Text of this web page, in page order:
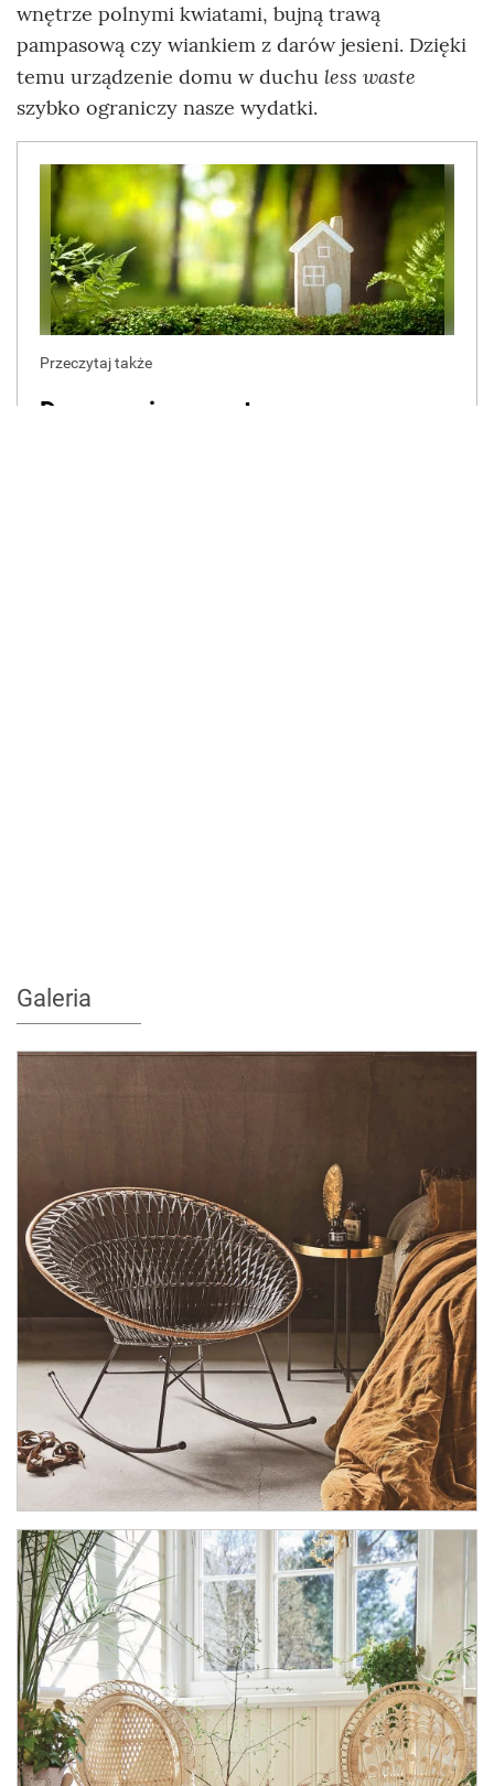
wnętrze polnymi kwiatami, bujną trawą
pampasową czy wiankiem z darów jesieni. Dzięki
temu urządzenie domu w duchu less waste
szybko ograniczy nasze wydatki.
Galeria